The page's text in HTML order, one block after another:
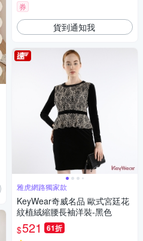
券
貨到通知我
雅虎網路獨家款
KeyWear奇威名品 歐式宮廷花
紋植絨縮腰長袖洋裝-黑色
$521 61折